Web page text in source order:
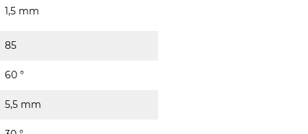
1,5 mm
85
60 °
5,5 mm